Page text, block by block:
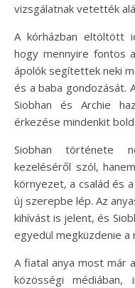
vizsgálatnak vetették
A kórházban eltöltött
hogy mennyire fontos
ápolók segítettek neki
és a baba gondozását.
Siobhan és Archie
érkezése mindenkit
Siobhan története
kezeléséről szól,
környezet, a család és
új szerepbe lép. Az
kihívást is jelent, és
egyedül megküzdenie a
A fiatal anya most már
közösségi médiában,